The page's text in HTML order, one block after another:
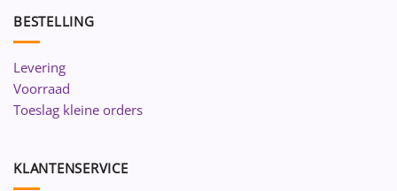
BESTELLING
Levering
Voorraad
Toeslag kleine orders
KLANTENSERVICE